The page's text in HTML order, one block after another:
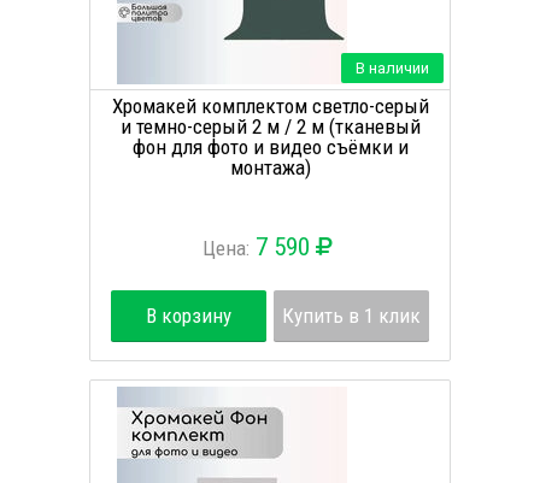
В наличии
Хромакей комплектом светло-серый
и темно-серый 2 м / 2 м (тканевый
фон для фото и видео съёмки и
монтажа)
Цена: 7 590
В корзину Купить в 1 клик